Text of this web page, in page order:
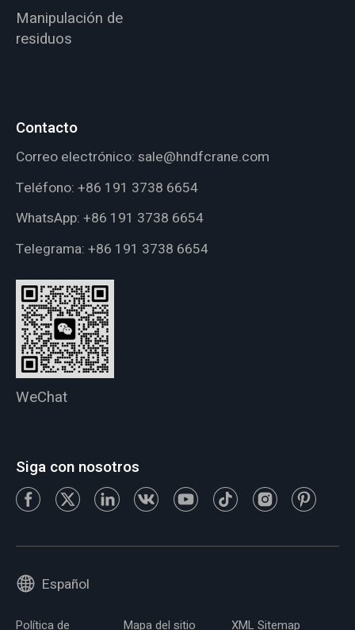
Manipulación de
residuos
Contacto
Correo electrónico: sale@hndfcrane.com
Teléfono: +86 191 3738 6654
WhatsApp: +86 191 3738 6654
Telegrama: +86 191 3738 6654
WeChat
Siga con nosotros
Español
Política de Mapa del sitio XML Sitemap